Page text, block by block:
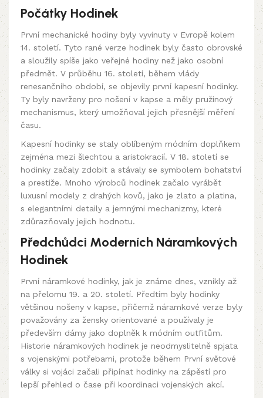
Počátky Hodinek
První mechanické hodiny byly vyvinuty v Evropě kolem
14. století. Tyto rané verze hodinek byly často obrovské
a sloužily spíše jako veřejné hodiny než jako osobní
předmět. V průběhu 16. století, během vlády
renesančního období, se objevily první kapesní hodinky.
Ty byly navrženy pro nošení v kapse a měly pružinový
mechanismus, který umožňoval jejich přesnější měření
času.
Kapesní hodinky se staly oblíbeným módním doplňkem
zejména mezi šlechtou a aristokracií. V 18. století se
hodinky začaly zdobit a stávaly se symbolem bohatství
a prestiže. Mnoho výrobců hodinek začalo vyrábět
luxusní modely z drahých kovů, jako je zlato a platina,
s elegantními detaily a jemnými mechanizmy, které
zdůrazňovaly jejich hodnotu.
Předchůdci Moderních Náramkových
Hodinek
První náramkové hodinky, jak je známe dnes, vznikly až
na přelomu 19. a 20. století. Předtím byly hodinky
většinou nošeny v kapse, přičemž náramkové verze byly
považovány za žensky orientované a používaly je
především dámy jako doplněk k módním outfitům.
Historie náramkových hodinek je neodmyslitelně spjata
s vojenskými potřebami, protože během První světové
války si vojáci začali připínat hodinky na zápěstí pro
lepší přehled o čase při koordinaci vojenských akcí.